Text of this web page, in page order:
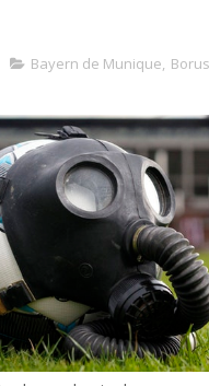
Bayern de Munique,